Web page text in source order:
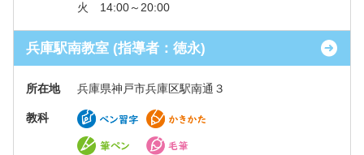
火 14:00～20:00
兵庫駅南教室 (指導者：徳永)
所在地 兵庫県神戸市兵庫区駅南通３
教科